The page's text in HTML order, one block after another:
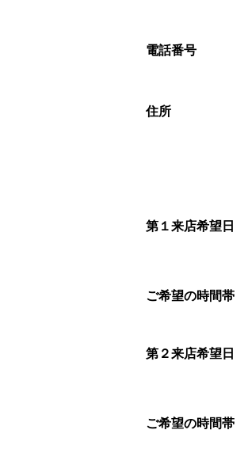
電話番号
住所
第１来店希望日
ご希望の時間帯
第２来店希望日
ご希望の時間帯